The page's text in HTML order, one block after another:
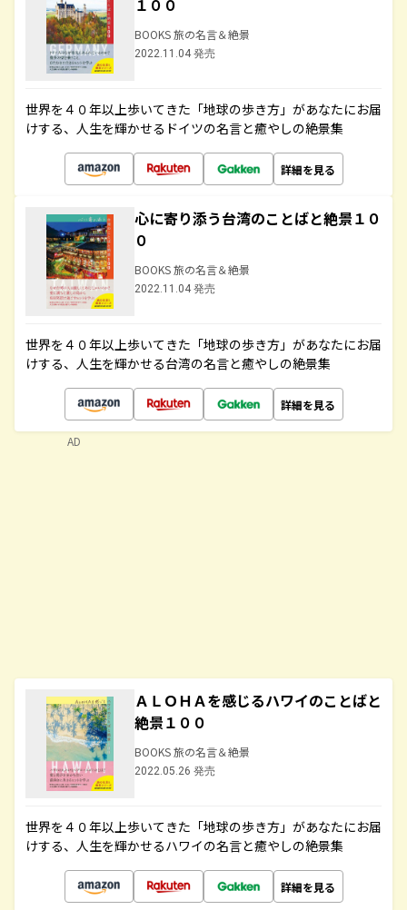
１００
BOOKS 旅の名言＆絶景
2022.11.04 発売
世界を４０年以上歩いてきた「地球の歩き方」があなたにお届
けする、人生を輝かせるドイツの名言と癒やしの絶景集
詳細を見る
心に寄り添う台湾のことばと絶景１０
０
BOOKS 旅の名言＆絶景
2022.11.04 発売
世界を４０年以上歩いてきた「地球の歩き方」があなたにお届
けする、人生を輝かせる台湾の名言と癒やしの絶景集
詳細を見る
ＡＬＯＨＡを感じるハワイのことばと
絶景１００
BOOKS 旅の名言＆絶景
2022.05.26 発売
世界を４０年以上歩いてきた「地球の歩き方」があなたにお届
けする、人生を輝かせるハワイの名言と癒やしの絶景集
詳細を見る
AD